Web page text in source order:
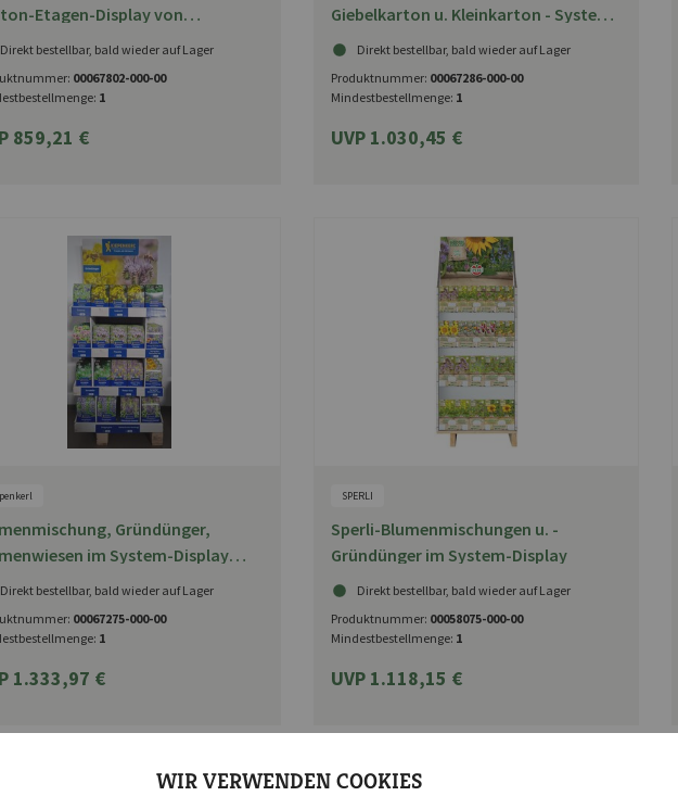
Etagen-Display von
Direkt bestellbar, bald wieder auf Lager
00067802-000-00
1
859,21 €
Giebelkarton u. Kleinkarton - System-
DisplayDirekt bestellbar, bald wieder auf Lager
Produktnummer: 00067286-000-00
Mindestbestellmenge: 1
UVP 1.030,45 €
Gründünger,
im System-Display
Sockel
Direkt bestellbar, bald wieder auf Lager
00067275-000-00
1
1.333,97 €
SPERLI
Sperli-Blumenmischungen u. -
Gründünger im System-Display
Direkt bestellbar, bald wieder auf Lager
Produktnummer: 00058075-000-00
Mindestbestellmenge: 1
UVP 1.118,15 €
WIR VERWENDEN COOKIES